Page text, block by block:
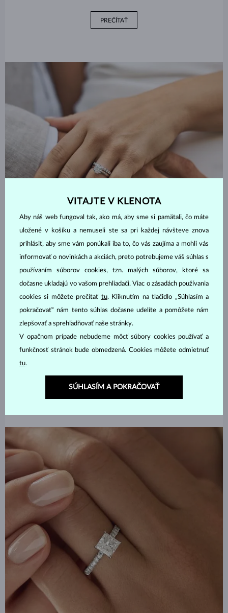
PREČÍTAŤ
ZÁSNUBNÉ
Zásnubný prsteň a svadobná
obrúčka, dokonale zohraná
dvojica
PREČÍTAŤ
VITAJTE V KLENOTA
Aby náš web fungoval tak, ako má, aby sme si pamätali, čo máte
uložené v košíku a nemuseli ste sa pri každej návšteve znova
prihlásiť, aby sme vám ponúkali iba to, čo vás zaujíma a mohli vás
informovať o novinkách a akciách, preto potrebujeme váš súhlas s
používaním súborov cookies, tzn. malých súborov, ktoré sa
dočasne ukladajú vo vašom prehliadači. Viac o zásadách používania
cookies si môžete prečítať tu. Kliknutím na tlačidlo „Súhlasím a
pokračovať“ nám tento súhlas dočasne udelíte a pomôžete nám
zlepšovať a sprehľadňovať naše stránky.
V opačnom prípade nebudeme môcť súbory cookies používať a
funkčnosť stránok bude obmedzená. Cookies môžete odmietnuť
tu.
SÚHLASÍM A POKRAČOVAŤ